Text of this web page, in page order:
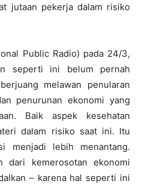
jutaan pekerja dalam risiko
Public Radio) pada 24/3,
seperti ini belum pernah
melawan penularan
penurunan ekonomi yang
Baik aspek kesehatan
dalam risiko saat ini. Itu
menjadi lebih menantang.
dari kemerosotan ekonomi
– karena hal seperti ini